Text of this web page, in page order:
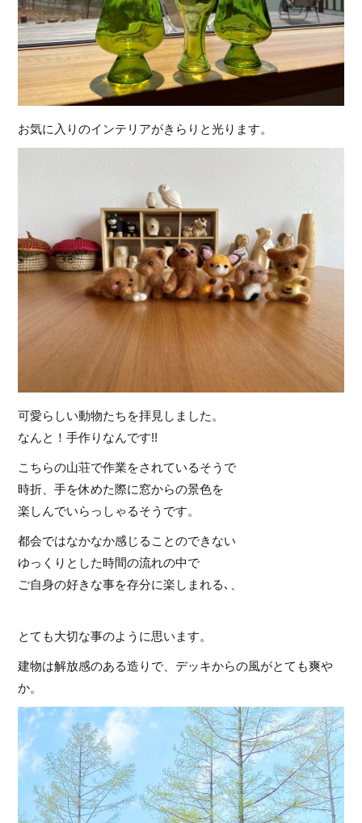
お気に入りのインテリアがきらりと光ります。
可愛らしい動物たちを拝見しました。
なんと！手作りなんです!!
こちらの山荘で作業をされているそうで
時折、手を休めた際に窓からの景色を
楽しんでいらっしゃるそうです。
都会ではなかなか感じることのできない
ゆっくりとした時間の流れの中で
ご自身の好きな事を存分に楽しまれる､、
とても大切な事のように思います。
建物は解放感のある造りで、デッキからの風がとても爽や
か。